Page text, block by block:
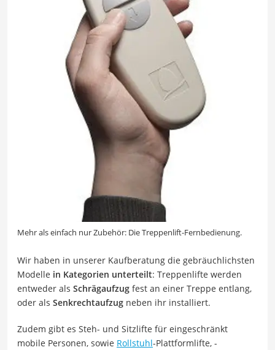
Mehr als einfach nur Zubehör: Die Treppenlift-Fernbedienung.
Wir haben in unserer Kaufberatung die gebräuchlichsten
Modelle in Kategorien unterteilt: Treppenlifte werden
entweder als Schrägaufzug fest an einer Treppe entlang,
oder als Senkrechtaufzug neben ihr installiert.
Zudem gibt es Steh- und Sitzlifte für eingeschränkt
mobile Personen, sowie Rollstuhl-Plattformlifte, -